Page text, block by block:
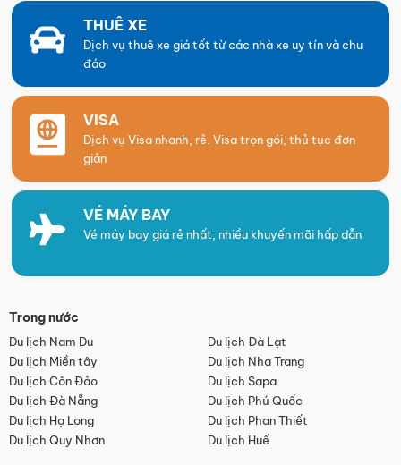
THUÊ XE
Dịch vụ thuê xe giá tốt từ các nhà xe uy tín và chu
đáo
VISA
Dịch vụ Visa nhanh, rẻ. Visa trọn gói, thủ tục đơn
giản
VÉ MÁY BAY
Vé máy bay giá rẻ nhất, nhiều khuyến mãi hấp dẫn
Trong nước
Du lịch Nam Du
Du lịch Đà Lạt
Du lịch Miền tây
Du lịch Nha Trang
Du lịch Côn Đảo
Du lịch Sapa
Du lịch Đà Nẵng
Du lịch Phú Quốc
Du lịch Hạ Long
Du lịch Phan Thiết
Du lịch Quy Nhơn
Du lịch Huế